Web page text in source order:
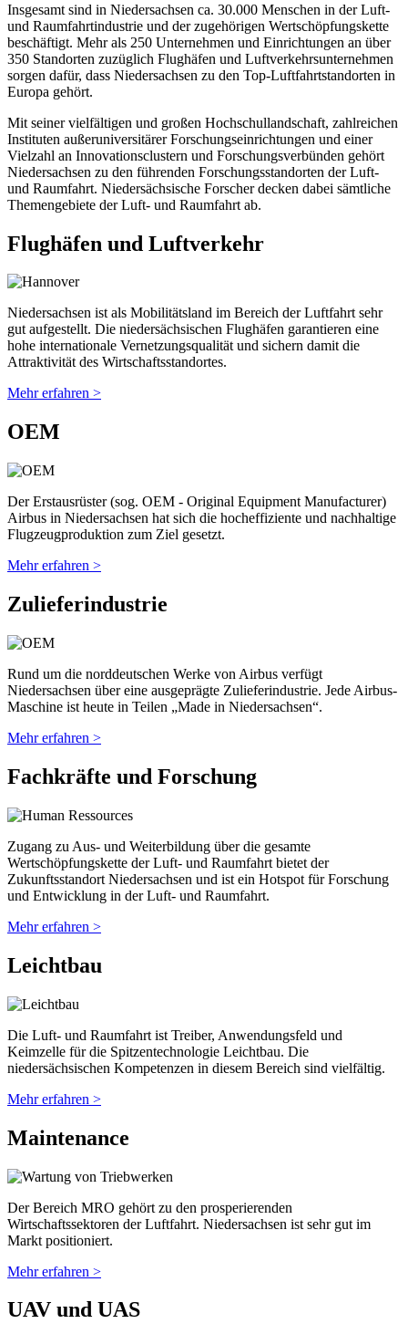
Insgesamt sind in Niedersachsen ca. 30.000 Menschen in der Luft-
und Raumfahrtindustrie und der zugehörigen Wertschöpfungskette
beschäftigt. Mehr als 250 Unternehmen und Einrichtungen an über
350 Standorten zuzüglich Flughäfen und Luftverkehrsunternehmen
sorgen dafür, dass Niedersachsen zu den Top-Luftfahrtstandorten in
Europa gehört.
Mit seiner vielfältigen und großen Hochschullandschaft, zahlreichen
Instituten außeruniversitärer Forschungseinrichtungen und einer
Vielzahl an Innovationsclustern und Forschungsverbünden gehört
Niedersachsen zu den führenden Forschungsstandorten der Luft-
und Raumfahrt. Niedersächsische Forscher decken dabei sämtliche
Themengebiete der Luft- und Raumfahrt ab.
Flughäfen und Luftverkehr
Niedersachsen ist als Mobilitätsland im Bereich der Luftfahrt sehr
gut aufgestellt. Die niedersächsischen Flughäfen garantieren eine
hohe internationale Vernetzungsqualität und sichern damit die
Attraktivität des Wirtschaftsstandortes.
Mehr erfahren >
OEM
Der Erstausrüster (sog. OEM - Original Equipment Manufacturer)
Airbus in Niedersachsen hat sich die hocheffiziente und nachhaltige
Flugzeugproduktion zum Ziel gesetzt.
Mehr erfahren >
Zulieferindustrie
Rund um die norddeutschen Werke von Airbus verfügt
Niedersachsen über eine ausgeprägte Zulieferindustrie. Jede Airbus-
Maschine ist heute in Teilen „Made in Niedersachsen“.
Mehr erfahren >
Fachkräfte und Forschung
Zugang zu Aus- und Weiterbildung über die gesamte
Wertschöpfungskette der Luft- und Raumfahrt bietet der
Zukunftsstandort Niedersachsen und ist ein Hotspot für Forschung
und Entwicklung in der Luft- und Raumfahrt.
Mehr erfahren >
Leichtbau
Die Luft- und Raumfahrt ist Treiber, Anwendungsfeld und
Keimzelle für die Spitzentechnologie Leichtbau. Die
niedersächsischen Kompetenzen in diesem Bereich sind vielfältig.
Mehr erfahren >
Maintenance
Der Bereich MRO gehört zu den prosperierenden
Wirtschaftssektoren der Luftfahrt. Niedersachsen ist sehr gut im
Markt positioniert.
Mehr erfahren >
UAV und UAS